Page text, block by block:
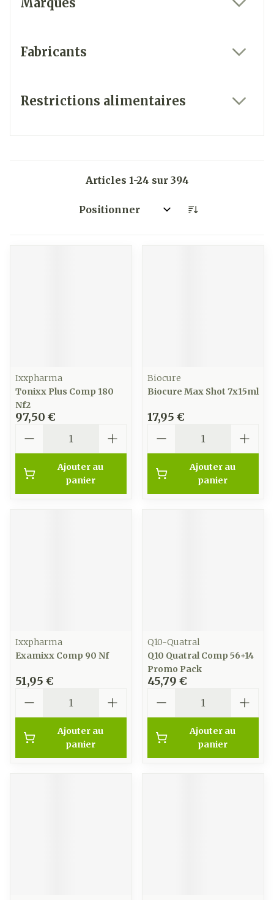
Fabricants
Restrictions alimentaires
Articles 1-24 sur 394
Trier par:
Ixxpharma
Tonixx Plus Comp 180
Nf2
97,50 €
Ajouter au
panier
Biocure
Biocure Max Shot 7x15ml
17,95 €
Ajouter au
panier
Ixxpharma
Examixx Comp 90 Nf
51,95 €
Ajouter au
panier
Q10-Quatral
Q10 Quatral Comp 56+14
Promo Pack
45,79 €
Ajouter au
panier